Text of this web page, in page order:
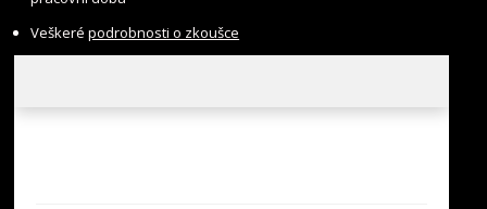
Veškerépodrobnosti o zkoušce